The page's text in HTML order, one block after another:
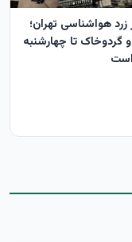
هواشناسی تهران؛
و گردوخاک تا چهارشنبه
است